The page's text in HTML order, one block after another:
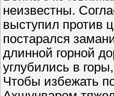
неизвестны.
выступил против
постарался
длинной горной
углубились в
Чтобы избежать